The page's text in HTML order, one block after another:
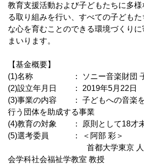
教育支援活動および子どもたちに多
る取り組みを行い、すべての子ども
な心を育むことのできる環境づくり
まいります。
【基金概要】
(1)名称 ： ソニー音楽財団 子
(2)設立年月日 ： 2019年5月22日
(3)事業の内容 ： 子どもへの音楽を
行う団体を助成する事業
(4)教育の対象 ： 原則として18才
(5)選考委員 ： ＜阿部 彩＞
首都大学東京 人文社
会学科社会福祉学教室 教授